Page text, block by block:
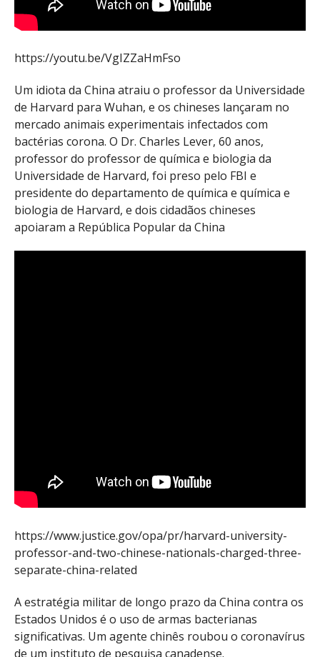
https://youtu.be/VgIZZaHmFso
Um idiota da China atraiu o professor da Universidade
de Harvard para Wuhan, e os chineses lançaram no
mercado animais experimentais infectados com
bactérias corona. O Dr. Charles Lever, 60 anos,
professor do professor de química e biologia da
Universidade de Harvard, foi preso pelo FBI e
presidente do departamento de química e química e
biologia de Harvard, e dois cidadãos chineses
apoiaram a República Popular da China
https://www.justice.gov/opa/pr/harvard-university-
professor-and-two-chinese-nationals-charged-three-
separate-china-related
A estratégia militar de longo prazo da China contra os
Estados Unidos é o uso de armas bacterianas
significativas. Um agente chinês roubou o coronavírus
de um instituto de pesquisa canadense.